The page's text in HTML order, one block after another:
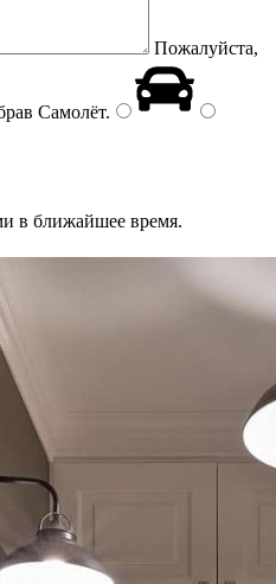
Пожалуйста,
Самолёт.
в ближайшее время.